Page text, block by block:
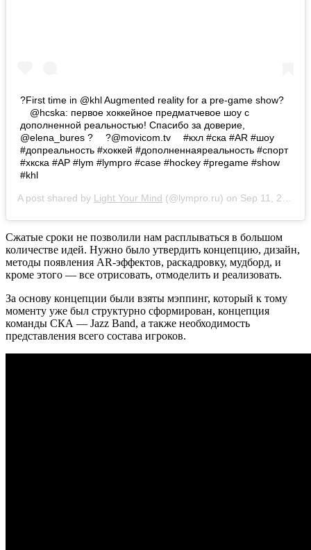
?First time in @khl Augmented reality for a pre-game show?
⠀ @hcska: первое хоккейное предматчевое шоу с
дополненной реальностью! Спасибо за доверие,
@elena_bures ? ⠀ ?@movicom.tv ⠀ #кхл #ска #AR #шоу
#допреальность #хоккей #дополненнаяреальность #спорт
#хкска #АР #lym #lympro #case #hockey #pregame #show
#khl
A post shared by Light Your Mind (@lympro.ru) on Sep 11, 2020 at 12:45pm PDT
Сжатые сроки не позволили нам расплываться в большом
количестве идей. Нужно было утвердить концепцию, дизайн,
методы появления AR-эффектов, раскадровку, мудборд, и
кроме этого — все отрисовать, отмоделить и реализовать.
За основу концепции были взяты мэппинг, который к тому
моменту уже был структурно сформирован, концепция
команды СКА — Jazz Band, а также необходимость
представления всего состава игроков.